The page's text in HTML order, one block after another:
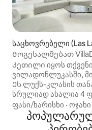
საცხოვრებელი (Las
as de Mijas)
Მოგესალმებათ
Კეთილი იყოს
ვილადონლუკასში,
Ეს ლუქს-კლასის
სრულიად ახალია 4
საძინებლითა და 4
სააბაზანოთი.
ჭერი, უმაღლესი
ფასი/ხარისხი · ოჯახი